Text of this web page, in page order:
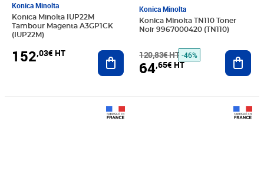
Konica Minolta
Konica Minolta IUP22M
Tambour Magenta A3GP1CK
(IUP22M)
152,03€ HT Ajouter au panier
Konica Minolta
Konica Minolta TN110 Toner
Noir 9967000420 (TN110)
120,83€ HT -46%
64,65€ HT